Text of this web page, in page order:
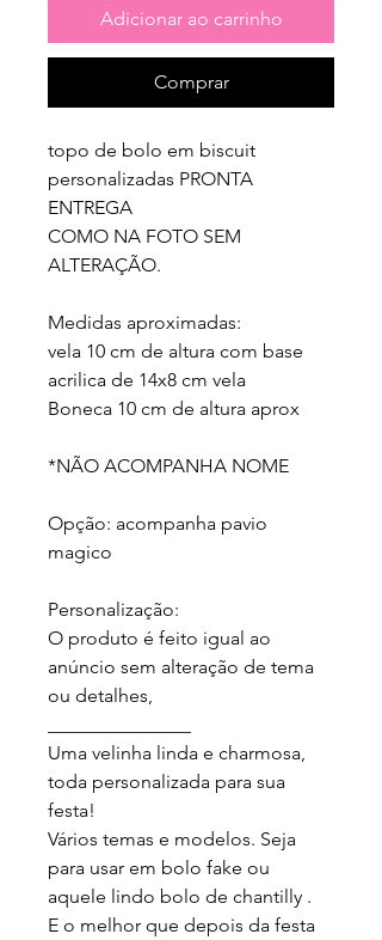
Adicionar ao carrinho
Comprar
topo de bolo em biscuit
personalizadas PRONTA
ENTREGA
COMO NA FOTO SEM
ALTERAÇÃO.
Medidas aproximadas:
vela 10 cm de altura com base
acrilica de 14x8 cm vela
Boneca 10 cm de altura aprox
*NÃO ACOMPANHA NOME
Opção: acompanha pavio
magico
Personalização:
O produto é feito igual ao
anúncio sem alteração de tema
ou detalhes,
Uma velinha linda e charmosa,
toda personalizada para sua
festa!
Vários temas e modelos. Seja
para usar em bolo fake ou
aquele lindo bolo de chantilly .
E o melhor que depois da festa